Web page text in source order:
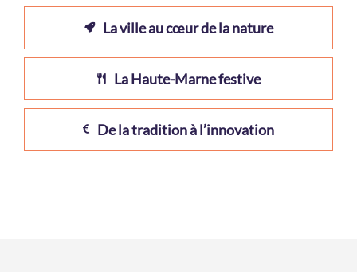
La ville au cœur de la nature
La Haute-Marne festive
De la tradition à l’innovation